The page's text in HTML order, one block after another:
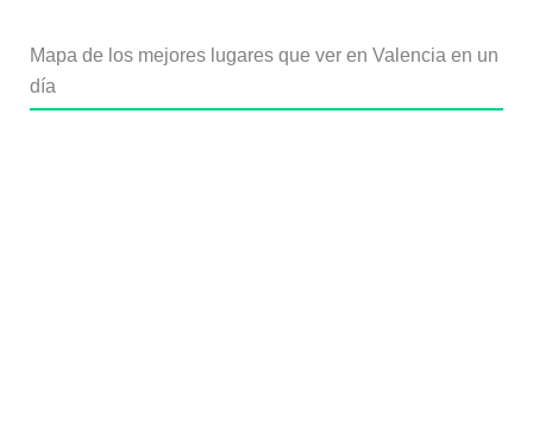
Mapa de los mejores lugares que ver en Valencia en un
día